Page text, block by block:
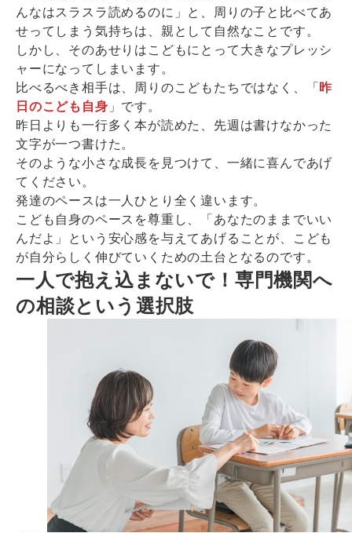
んなはスラスラ読めるのに」と、周りの子と比べてあ
せってしまう気持ちは、親として自然なことです。
しかし、そのあせりはこどもにとって大きなプレッシ
ャーになってしまいます。
比べるべき相手は、周りのこどもたちではなく、「 昨
日のこども自身 」です。
昨日よりも一行多く本が読めた、先週は書けなかった
文字が一つ書けた。
そのような小さな成長を見つけて、一緒に喜んであげ
てください。
発達のペースは一人ひとり全く違います。
こども自身のペースを尊重し、「あなたのままでいい
んだよ」という安心感を与えてあげることが、こども
が自分らしく伸びていくための土台となるのです。
一人で抱え込まないで！専門機関へ
の相談という選択肢